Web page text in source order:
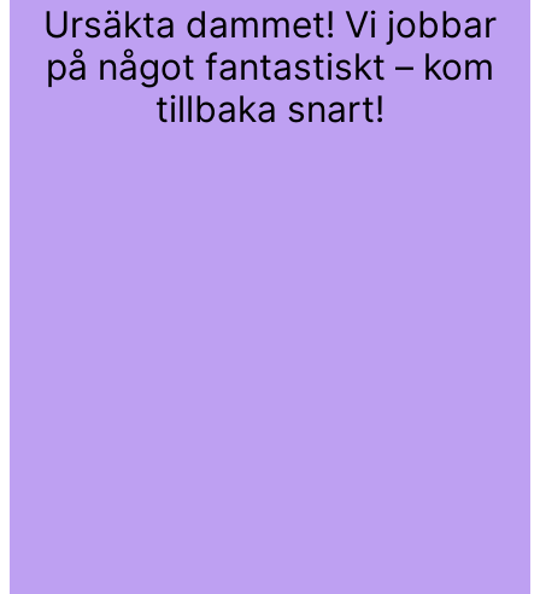
Ursäkta dammet! Vi jobbar
på något fantastiskt – kom
tillbaka snart!